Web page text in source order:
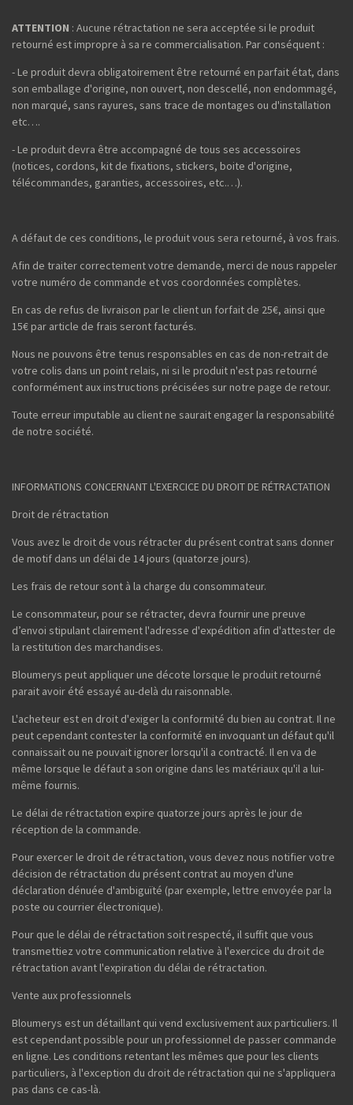
ATTENTION : Aucune rétractation ne sera acceptée si le produit
retourné est impropre à sa re commercialisation. Par conséquent :
- Le produit devra obligatoirement être retourné en parfait état, dans
son emballage d'origine, non ouvert, non descellé, non endommagé,
non marqué, sans rayures, sans trace de montages ou d'installation
etc….
- Le produit devra être accompagné de tous ses accessoires
(notices, cordons, kit de fixations, stickers, boite d'origine,
télécommandes, garanties, accessoires, etc.…).
A défaut de ces conditions, le produit vous sera retourné, à vos frais.
Afin de traiter correctement votre demande, merci de nous rappeler
votre numéro de commande et vos coordonnées complètes.
En cas de refus de livraison par le client un forfait de 25€, ainsi que
15€ par article de frais seront facturés.
Nous ne pouvons être tenus responsables en cas de non-retrait de
votre colis dans un point relais, ni si le produit n'est pas retourné
conformément aux instructions précisées sur notre page de retour.
Toute erreur imputable au client ne saurait engager la responsabilité
de notre société.
INFORMATIONS CONCERNANT L'EXERCICE DU DROIT DE RÉTRACTATION
Droit de rétractation
Vous avez le droit de vous rétracter du présent contrat sans donner
de motif dans un délai de 14 jours (quatorze jours).
Les frais de retour sont à la charge du consommateur.
Le consommateur, pour se rétracter, devra fournir une preuve
d’envoi stipulant clairement l'adresse d'expédition afin d'attester de
la restitution des marchandises.
Bloumerys peut appliquer une décote lorsque le produit retourné
parait avoir été essayé au-delà du raisonnable.
L'acheteur est en droit d'exiger la conformité du bien au contrat. Il ne
peut cependant contester la conformité en invoquant un défaut qu'il
connaissait ou ne pouvait ignorer lorsqu'il a contracté. Il en va de
même lorsque le défaut a son origine dans les matériaux qu'il a lui-
même fournis.
Le délai de rétractation expire quatorze jours après le jour de
réception de la commande.
Pour exercer le droit de rétractation, vous devez nous notifier votre
décision de rétractation du présent contrat au moyen d'une
déclaration dénuée d'ambiguïté (par exemple, lettre envoyée par la
poste ou courrier électronique).
Pour que le délai de rétractation soit respecté, il suffit que vous
transmettiez votre communication relative à l'exercice du droit de
rétractation avant l'expiration du délai de rétractation.
Vente aux professionnels
Bloumerys est un détaillant qui vend exclusivement aux particuliers. Il
est cependant possible pour un professionnel de passer commande
en ligne. Les conditions retentant les mêmes que pour les clients
particuliers, à l'exception du droit de rétractation qui ne s'appliquera
pas dans ce cas-là.